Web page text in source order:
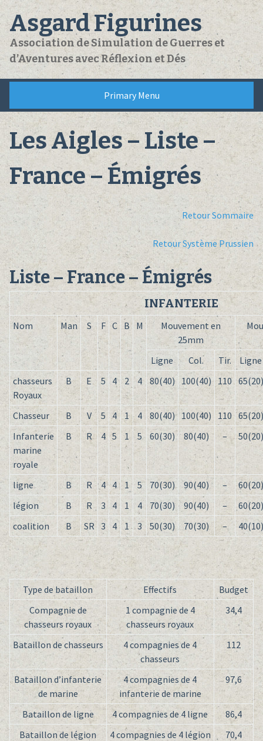
Skip
to
content
Asgard Figurines
Association de Simulation de Guerres et
d’Aventures avec Réflexion et Dés
Primary Menu
Les Aigles – Liste –
France – Émigrés
Retour Sommaire
Retour Système Prussien
Liste – France – Émigrés
INFANTERIE
Nom Man S F C B M
Mouvement en
25mm
Ligne Col. Tir.
Ligne
chasseurs
Royaux
B E 5 4 2 4 80(40) 100(40) 110 65(20)
Chasseur B V 5 4 1 4 80(40) 100(40) 110 65(20)
Infanterie
marine
royale
B R 4 5 1 5 60(30) 80(40) – 50(20)
ligne B R 4 4 1 5 70(30) 90(40) –
60(20)
légion
B R 3 4 1 4 70(30) 90(40) –
60(20)
coalition
B SR 3 4 1 3 50(30) 70(30) – 40(10)
Type de bataillon Effectifs
Budget
Compagnie de
chasseurs royaux
1 compagnie de 4
chasseurs royaux
34,4
Bataillon de chasseurs
4 compagnies de 4
chasseurs
112
Bataillon d’infanterie
de marine
4 compagnies de 4
infanterie de marine
97,6
Bataillon de ligne 4 compagnies de 4 ligne
86,4
Bataillon de légion
4 compagnies de 4 légion
70,4